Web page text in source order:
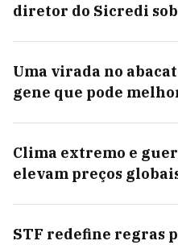
diretor do Sicredi
Uma virada no
gene que pode
Clima extremo e
elevam preços
STF redefine regras